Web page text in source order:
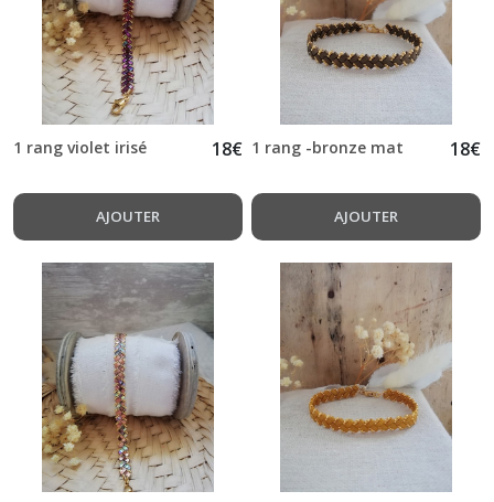
1 rang violet irisé 18€
AJOUTER
1 rang -bronze mat 18€
AJOUTER